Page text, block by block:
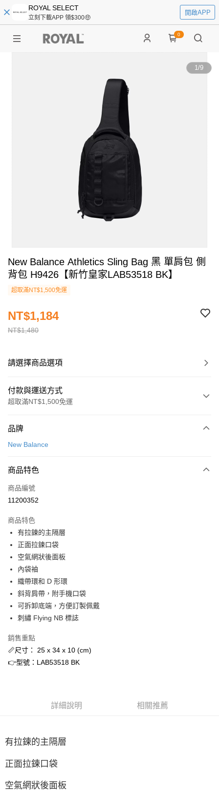
ROYAL SELECT
立刻下載APP 領$300🤑
開啟APP
0
1/9
New Balance Athletics Sling Bag 黑 單肩包 側
背包 H9426【新竹皇家LAB53518 BK】
超取滿NT$1,500免運
NT$1,480
NT$1,184
請選擇商品選項
付款與運送方式
超取滿NT$1,500免運
信用卡一次付款
3 期 0 利率 每期
合作金庫商業銀行
上海商業儲蓄銀行
臺灣中小企業銀行
匯豐（台灣）商業銀行
聯邦商業銀行
元大商業銀行
玉山商業銀行
台灣樂天信用卡公司
超商取貨付款
LINE Pay
街口支付
ATM付款
運送方式
全家取貨付款
每筆NT$60，滿NT$1,500(含以上)免運費
7-11取貨付款
每筆NT$60，滿NT$1,500(含以上)免運費
付款後門市自取
品牌
New Balance
商品特色
商品編號
11200352
商品特色
有拉鍊的主隔層
正面拉鍊口袋
空氣網狀後面板
內袋袖
織帶環和 D 形環
斜背肩帶，附手機口袋
可拆卸底端，方便訂製佩戴
刺繡 Flying NB 標誌
銷售重點
📏尺寸： 25 x 34 x 10 (cm)
👉型號：LAB53518 BK
詳細說明 相關推薦
有拉鍊的主隔層
正面拉鍊口袋
空氣網狀後面板